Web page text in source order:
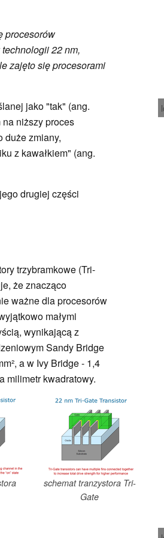
procesorów
22 nm,
zajęto się procesorami
jako "tak" (ang.
niższy proces
duże zmiany,
z kawałkiem" (ang.
drugiej części
trzybramkowe (Tri-
że znacząco
ważne dla procesorów
małymi
wynikającą z
Sandy Bridge
a w Ivy Bridge - 1,4
milimetr kwadratowy.
schemat tranzystora Tri-
Gate